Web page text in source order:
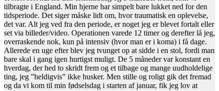
tilbragte i England. Min hjerne har simpelt bare lukket ned for den
tidsperiode. Det siger måske lidt om, hvor traumatisk en oplevelse,
det var. Alt jeg ved fra den periode, er noget jeg er blevet fortalt eller
set via billeder/video. Operationen varede 12 timer og derefter lå jeg,
overraskende nok, kun på intensiv (hvor man er i koma) i få dage.
Allerede en uge efter blev jeg tvunget op at sidde i en stol, fordi man
bare skal i gang igen hurtigst muligt. De 5 måneder var konstant en
hverdag, der hed to skridt frem og et tilbage og mange uudholdelige
ting, jeg ”heldigvis” ikke husker. Men stille og roligt gik det fremad
og da vi kom til min fødselsdag i starten af januar, fik jeg lov at